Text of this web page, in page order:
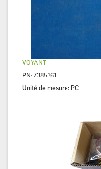
VOYANT
PN:7385361
Unité de mesure: PC